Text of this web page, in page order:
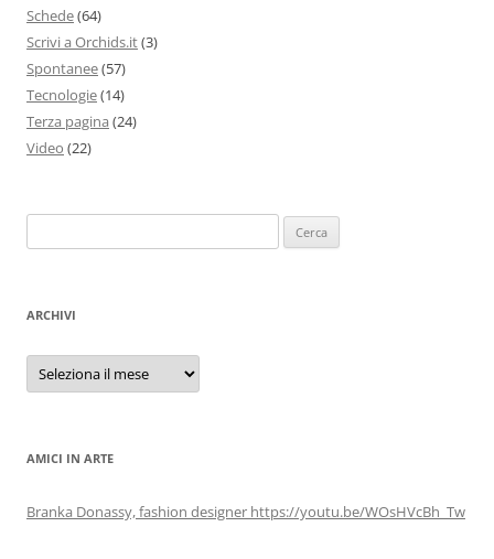
Schede(64)
Scrivi a Orchids.it(3)
Spontanee(57)
Tecnologie(14)
Terza pagina (24)
Video (22)
per:
ARCHIVI
Archivi
AMICI IN ARTE
Branka Donassy, fashion designer https://youtu.be/WOsHVcBh_Tw